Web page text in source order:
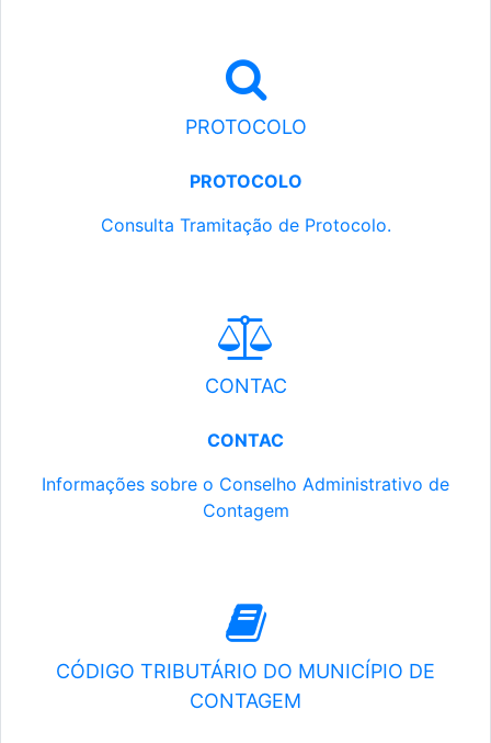
PROTOCOLO
PROTOCOLO
Consulta Tramitação de Protocolo.
CONTAC
CONTAC
Informações sobre o Conselho Administrativo de
Contagem
CÓDIGO TRIBUTÁRIO DO MUNICÍPIO DE
CONTAGEM